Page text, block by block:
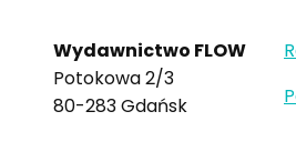
Wydawnictwo FLOW
Potokowa 2/3
80-283 Gdańsk